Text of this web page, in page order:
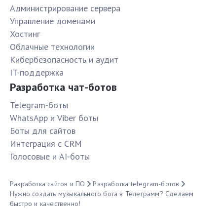
Администрирование сервера
Управление доменами
Хостинг
Облачные технологии
Кибербезопасность и аудит
IT-поддержка
Разработка чат-ботов
Telegram-боты
WhatsApp и Viber боты
Боты для сайтов
Интеграция с CRM
Голосовые и AI-боты
Разработка сайтов и ПО
Разработка telegram-ботов
Нужно создать музыкального бота в Телеграмм? Сделаем
быстро и качественно!